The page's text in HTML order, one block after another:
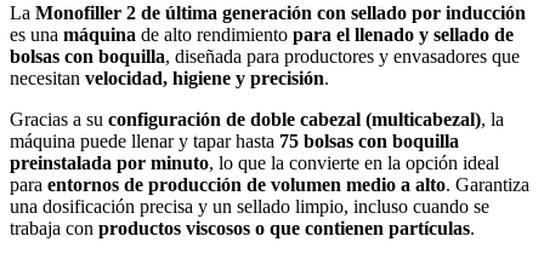
La Monofiller 2 de última generación con sellado por inducción
es una máquina de alto rendimiento para el llenado y sellado de
bolsas con boquilla, diseñada para productores y envasadores que
necesitan velocidad, higiene y precisión.
Gracias a su configuración de doble cabezal (multicabezal), la
máquina puede llenar y tapar hasta 75 bolsas con boquilla
preinstalada por minuto, lo que la convierte en la opción ideal
para entornos de producción de volumen medio a alto. Garantiza
una dosificación precisa y un sellado limpio, incluso cuando se
trabaja con productos viscosos o que contienen partículas.